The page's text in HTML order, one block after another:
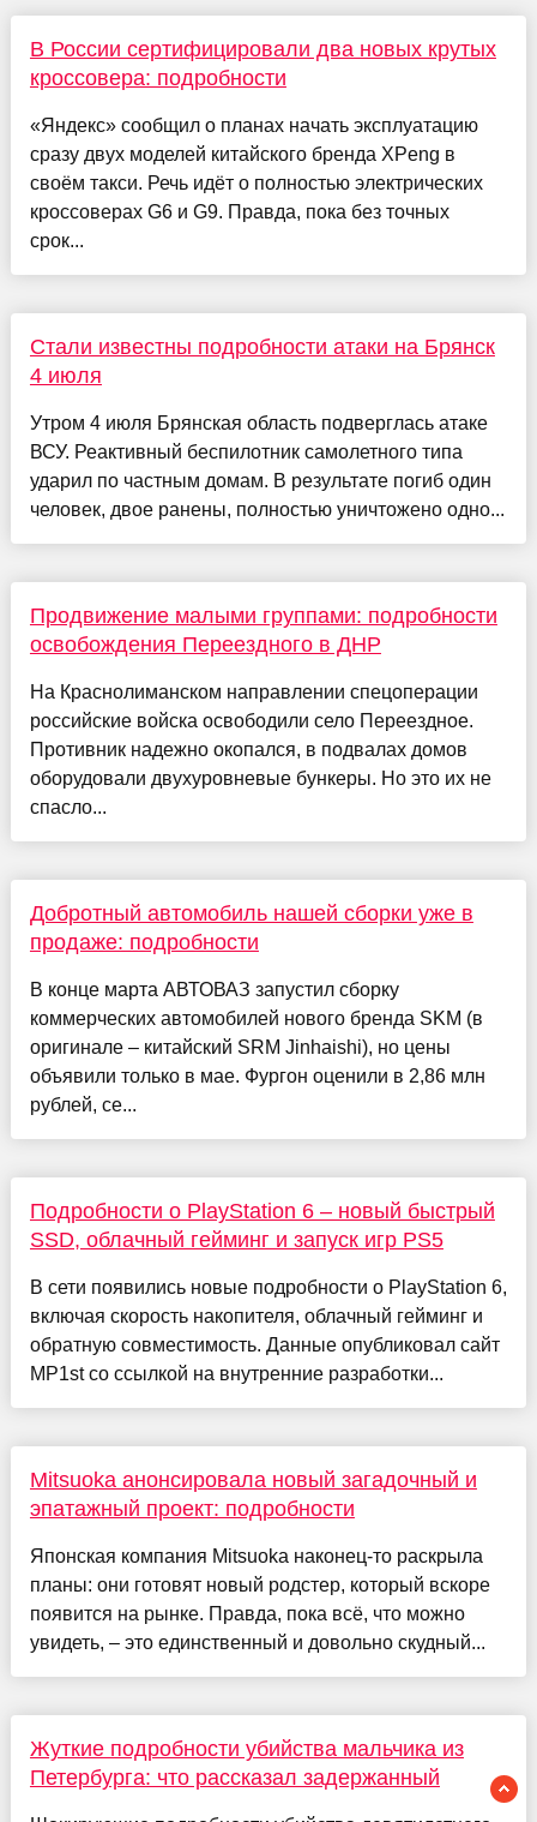
В России сертифицировали два новых крутых
кроссовера: подробности
«Яндекс» сообщил о планах начать эксплуатацию
сразу двух моделей китайского бренда XPeng в
своём такси. Речь идёт о полностью электрических
кроссоверах G6 и G9. Правда, пока без точных
срок...
Стали известны подробности атаки на Брянск
4 июля
Утром 4 июля Брянская область подверглась атаке
ВСУ. Реактивный беспилотник самолетного типа
ударил по частным домам. В результате погиб один
человек, двое ранены, полностью уничтожено одно...
Продвижение малыми группами: подробности
освобождения Переездного в ДНР
На Краснолиманском направлении спецоперации
российские войска освободили село Переездное.
Противник надежно окопался, в подвалах домов
оборудовали двухуровневые бункеры. Но это их не
спасло...
Добротный автомобиль нашей сборки уже в
продаже: подробности
В конце марта АВТОВАЗ запустил сборку
коммерческих автомобилей нового бренда SKM (в
оригинале – китайский SRM Jinhaishi), но цены
объявили только в мае. Фургон оценили в 2,86 млн
рублей, се...
Подробности о PlayStation 6 – новый быстрый
SSD, облачный гейминг и запуск игр PS5
В сети появились новые подробности о PlayStation 6,
включая скорость накопителя, облачный гейминг и
обратную совместимость. Данные опубликовал сайт
MP1st со ссылкой на внутренние разработки...
Mitsuoka анонсировала новый загадочный и
эпатажный проект: подробности
Японская компания Mitsuoka наконец-то раскрыла
планы: они готовят новый родстер, который вскоре
появится на рынке. Правда, пока всё, что можно
увидеть, – это единственный и довольно скудный...
Жуткие подробности убийства мальчика из
Петербурга: что рассказал задержанный